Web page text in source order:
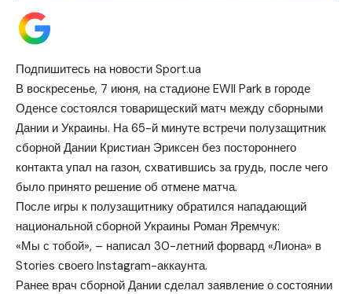
Подпишитесь на новости Sport.ua
В воскресенье, 7 июня, на стадионе EWII Park в городе
Оденсе состоялся товарищеский матч между сборными
Дании и Украины. На 65-й минуте встречи полузащитник
сборной Дании Кристиан Эриксен без постороннего
контакта упал на газон, схватившись за грудь, после чего
было принято решение об отмене матча.
После игры к полузащитнику обратился нападающий
национальной сборной Украины Роман Яремчук:
«Мы с тобой», – написал 30-летний форвард «Лиона» в
Stories своего Instagram-аккаунта.
Ранее врач сборной Дании сделал заявление о состоянии